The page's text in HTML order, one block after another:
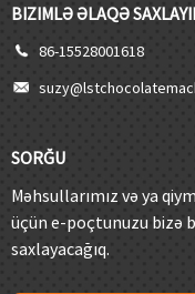
BIZIMLƏ ƏLAQƏ
86-15528001618
SORĞU
Məhsullarımız və ya
üçün e-poçtunuzu bizə
saxlayacağıq.